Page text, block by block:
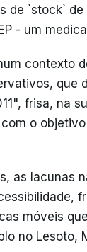
de `stock`
- um
contexto
que
frisa, na
o
as lacunas
móveis
no Lesoto,